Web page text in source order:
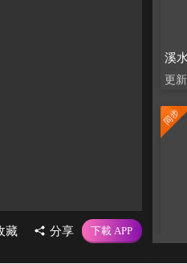
藏 分享
溪
更